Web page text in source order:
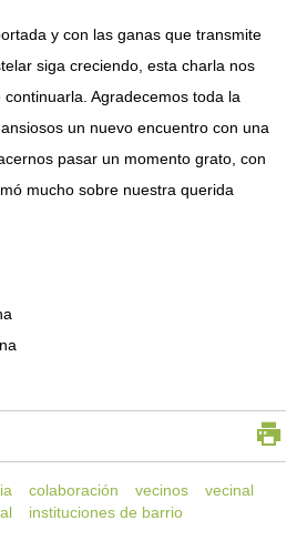
y con las ganas que transmite
siga creciendo, esta charla nos
Agradecemos toda la
un nuevo encuentro con una
pasar un momento grato, con
mucho sobre nuestra querida
colaboración vecinos
vecinal
instituciones de barrio